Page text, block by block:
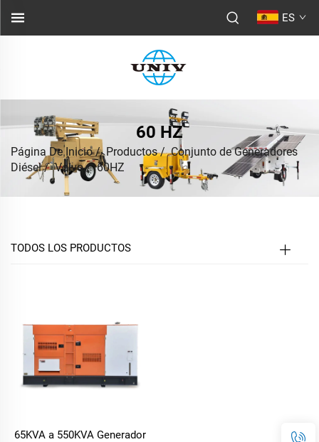
ES
60 HZ
Página De Inicio/Productos/Conjunto de Generadores
Diésel/Volvo/60HZ
TODOS LOS PRODUCTOS
65KVA a 550KVA Generador